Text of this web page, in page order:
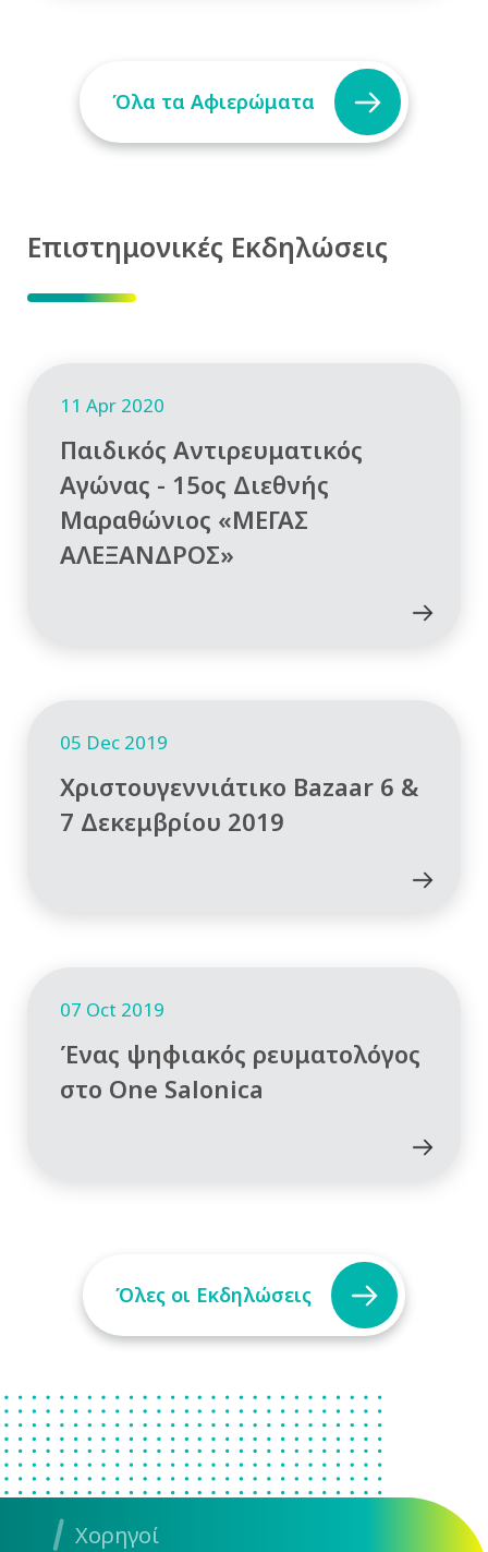
Όλα τα Αφιερώματα
Επιστημονικές Εκδηλώσεις
11 Apr 2020
Παιδικός Αντιρευματικός
Αγώνας - 15ος Διεθνής
Μαραθώνιος «ΜΕΓΑΣ
ΑΛΕΞΑΝΔΡΟΣ»
05 Dec 2019
Χριστουγεννιάτικο Bazaar 6 &
7 Δεκεμβρίου 2019
07 Oct 2019
Ένας ψηφιακός ρευματολόγος
στο One Salonica
Όλες οι Εκδηλώσεις
Χορηγοί